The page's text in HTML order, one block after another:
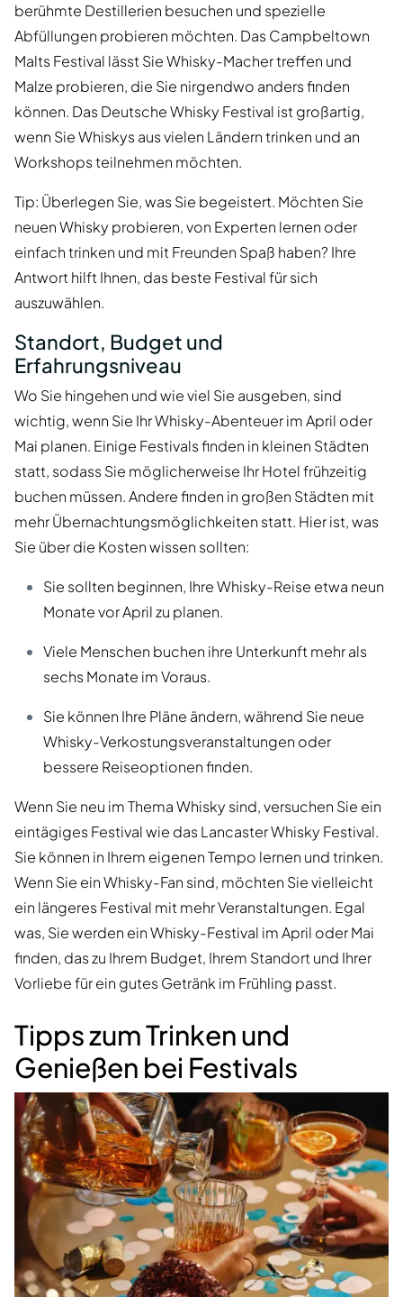
berühmte Destillerien besuchen und spezielle
Abfüllungen probieren möchten. Das Campbeltown
Malts Festival lässt Sie Whisky-Macher treffen und
Malze probieren, die Sie nirgendwo anders finden
können. Das Deutsche Whisky Festival ist großartig,
wenn Sie Whiskys aus vielen Ländern trinken und an
Workshops teilnehmen möchten.
Tip: Überlegen Sie, was Sie begeistert. Möchten Sie
neuen Whisky probieren, von Experten lernen oder
einfach trinken und mit Freunden Spaß haben? Ihre
Antwort hilft Ihnen, das beste Festival für sich
auszuwählen.
Standort, Budget und
Erfahrungsniveau
Wo Sie hingehen und wie viel Sie ausgeben, sind
wichtig, wenn Sie Ihr Whisky-Abenteuer im April oder
Mai planen. Einige Festivals finden in kleinen Städten
statt, sodass Sie möglicherweise Ihr Hotel frühzeitig
buchen müssen. Andere finden in großen Städten mit
mehr Übernachtungsmöglichkeiten statt. Hier ist, was
Sie über die Kosten wissen sollten:
Sie sollten beginnen, Ihre Whisky-Reise etwa neun
Monate vor April zu planen.
Viele Menschen buchen ihre Unterkunft mehr als
sechs Monate im Voraus.
Sie können Ihre Pläne ändern, während Sie neue
Whisky-Verkostungsveranstaltungen oder
bessere Reiseoptionen finden.
Wenn Sie neu im Thema Whisky sind, versuchen Sie ein
eintägiges Festival wie das Lancaster Whisky Festival.
Sie können in Ihrem eigenen Tempo lernen und trinken.
Wenn Sie ein Whisky-Fan sind, möchten Sie vielleicht
ein längeres Festival mit mehr Veranstaltungen. Egal
was, Sie werden ein Whisky-Festival im April oder Mai
finden, das zu Ihrem Budget, Ihrem Standort und Ihrer
Vorliebe für ein gutes Getränk im Frühling passt.
Tipps zum Trinken und
Genießen bei Festivals